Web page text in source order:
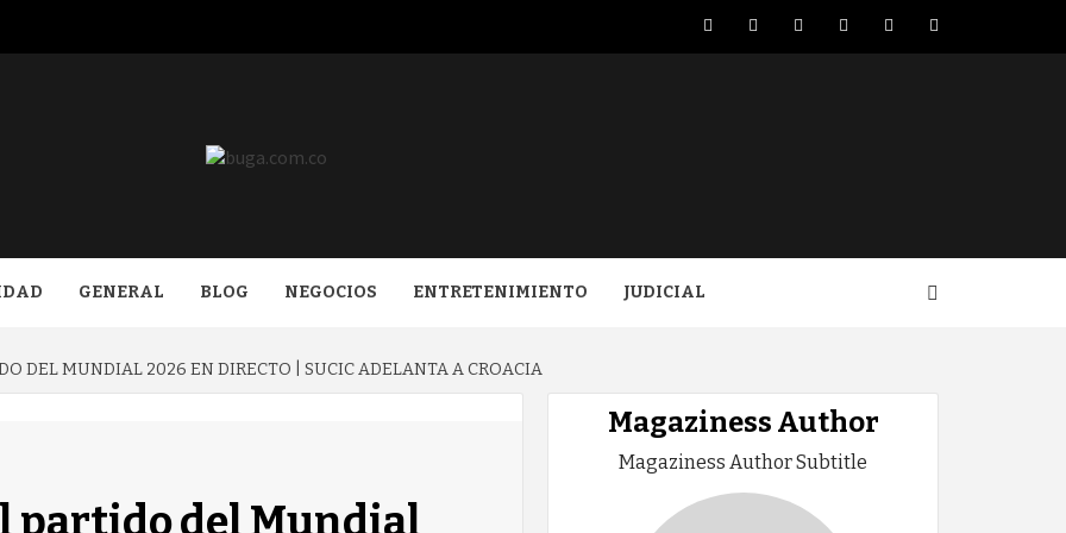
FacebookTwitterLinkedIn
VK YouTubeInstagram
GENERAL BLOG NEGOCIOS ENTRETENIMIENTO JUDICIAL
DEL MUNDIAL 2026 EN DIRECTO | SUCIC ADELANTA A CROACIA
partido del Mundial
Magaziness Author
Magaziness Author Subtitle